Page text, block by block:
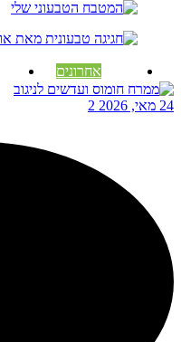
אחרונים
24 מאי, 2026 2